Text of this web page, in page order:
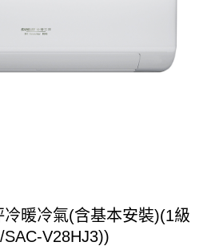
冷暖冷氣(含基本安裝)(1級
V28HJ3))